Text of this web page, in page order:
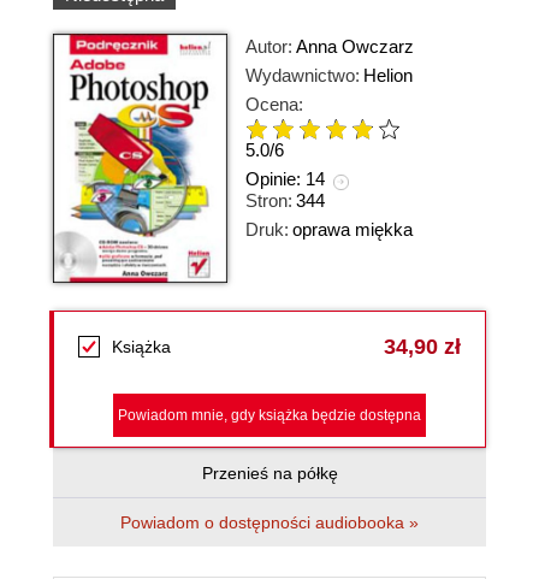
Autor: Anna Owczarz
Wydawnictwo: Helion
Ocena:
5.0/6
Opinie: 14
Stron: 344
Druk: oprawa miękka
Książka 34,90 zł
Powiadom mnie, gdy książka będzie dostępna
Przenieś na półkę
Powiadom o dostępności audiobooka »